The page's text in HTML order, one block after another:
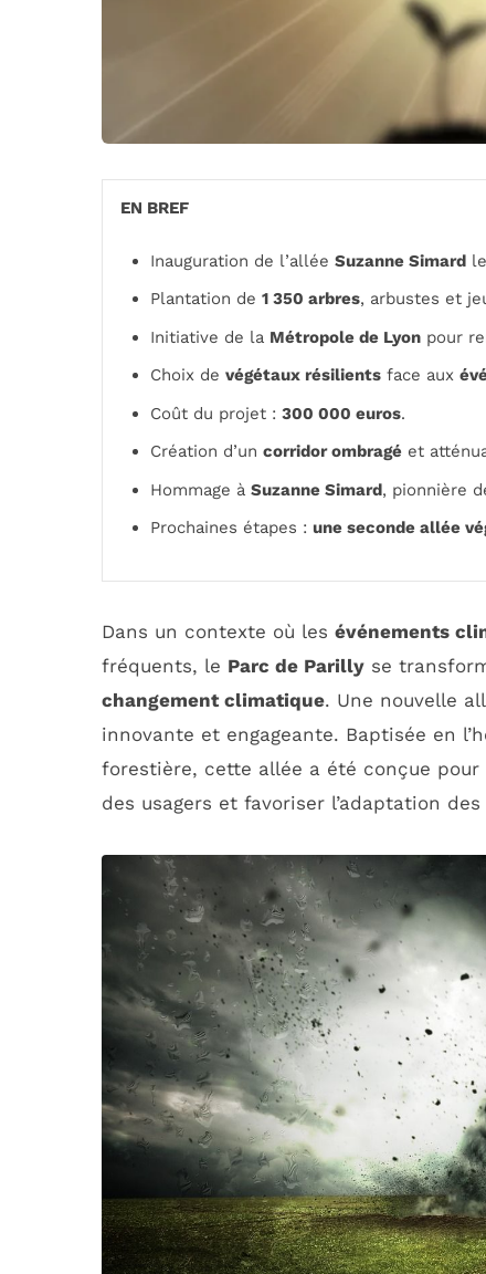
EN BREF
Inauguration de l’allée Suzanne Simard le
Plantation de 1 350 arbres, arbustes et
Initiative de la Métropole de Lyon pour
Choix de végétaux résilients face aux
Coût du projet : 300 000 euros.
Création d’un corridor ombragé et
Hommage à Suzanne Simard, pionnière
Prochaines étapes : une seconde allée
Dans un contexte où les événements
fréquents, le Parc de Parilly se
changement climatique. Une nouvelle
innovante et engageante. Baptisée en
forestière, cette allée a été conçue
des usagers et favoriser l’adaptation